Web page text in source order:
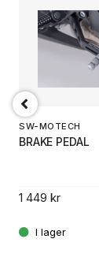
name
Namn
Ja, ni får
SW-MOTECH
BRAKE PEDAL
1 449 kr